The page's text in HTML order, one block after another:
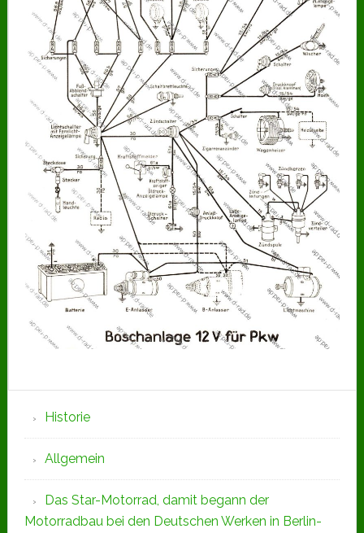
Historie
Allgemein
Das Star-Motorrad, damit begann der
Motorradbau bei den Deutschen Werken in Berlin-